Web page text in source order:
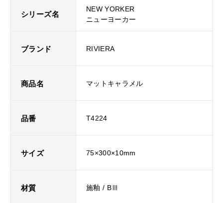
シリーズ名
NEW YORKER
ニューヨーカー
ブランド RIVIERA
商品名 マットキャラメル
品番 T4224
サイズ 75×300×10mm
材質 施釉 / BⅢ